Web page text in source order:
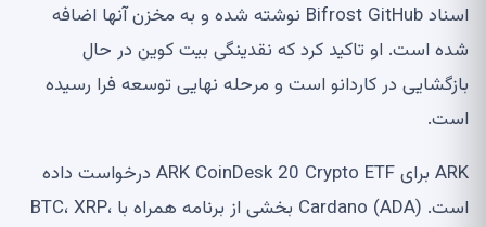
اسناد Bifrost GitHub نوشته شده و به مخزن آنها اضافه
شده است. او تاکید کرد که نقدینگی بیت کوین در حال
بازگشایی در کاردانو است و مرحله نهایی توسعه فرا رسیده
است.
ARK برای ARK CoinDesk 20 Crypto ETF درخواست داده
است. Cardano (ADA) بخشی از برنامه همراه با BTC، XRP،